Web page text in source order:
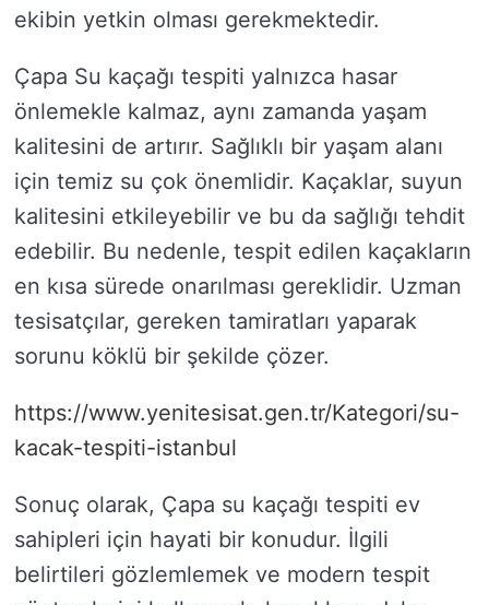
ekibin yetkin olması gerekmektedir.
Çapa Su kaçağı tespiti yalnızca hasar
önlemekle kalmaz, aynı zamanda yaşam
kalitesini de artırır. Sağlıklı bir yaşam alanı
için temiz su çok önemlidir. Kaçaklar, suyun
kalitesini etkileyebilir ve bu da sağlığı tehdit
edebilir. Bu nedenle, tespit edilen kaçakların
en kısa sürede onarılması gereklidir. Uzman
tesisatçılar, gereken tamiratları yaparak
sorunu köklü bir şekilde çözer.
https://www.yenitesisat.gen.tr/Kategori/su-
kacak-tespiti-istanbul
Sonuç olarak, Çapa su kaçağı tespiti ev
sahipleri için hayati bir konudur. İlgili
belirtileri gözlemlemek ve modern tespit